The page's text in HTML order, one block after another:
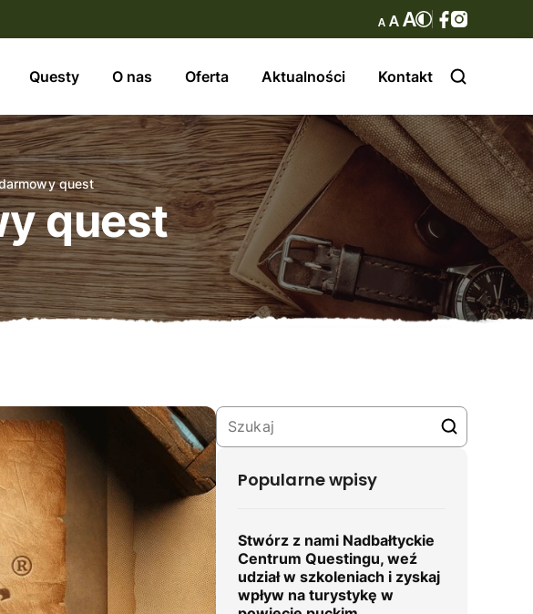
Questy O nas Oferta Aktualności Kontakt
quest
quest
Popularne wpisy
Stwórz z nami Nadbałtyckie
Centrum Questingu, weź
udział w szkoleniach i zyskaj
wpływ na turystykę w